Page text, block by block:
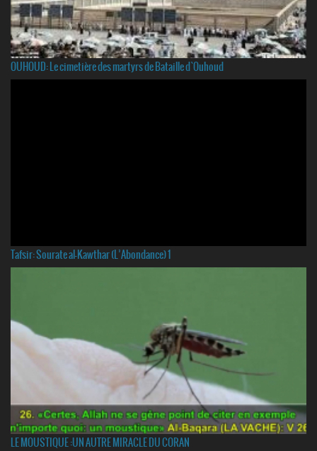
OUHOUD: Le cimetière des martyrs de Bataille d`Ouhoud
Tafsir: Sourate al-Kawthar (L’Abondance) 1
LE MOUSTIQUE :UN AUTRE MIRACLE DU CORAN